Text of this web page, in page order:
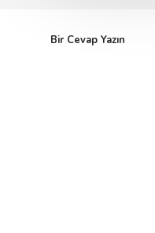
Bir Cevap Yazın